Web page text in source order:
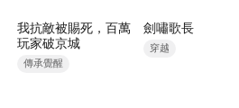
我抗敵被賜死，百萬
玩家破京城
傳承覺醒
劍嘯歌長
穿越